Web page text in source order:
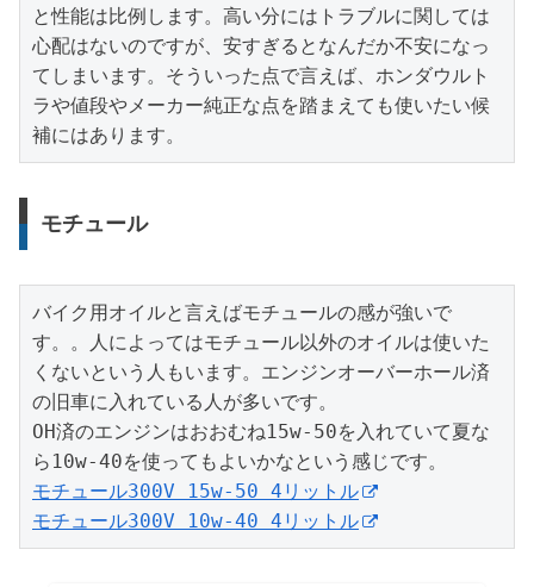
と性能は比例します。高い分にはトラブルに関しては
心配はないのですが、安すぎるとなんだか不安になっ
てしまいます。そういった点で言えば、ホンダウルト
ラや値段やメーカー純正な点を踏まえても使いたい候
補にはあります。
モチュール
バイク用オイルと言えばモチュールの感が強いで
す。。人によってはモチュール以外のオイルは使いた
くないという人もいます。エンジンオーバーホール済
の旧車に入れている人が多いです。
OH済のエンジンはおおむね15w-50を入れていて夏な
モチュール300V 15w-50 4リットル
モチュール300V 10w-40 4リットル